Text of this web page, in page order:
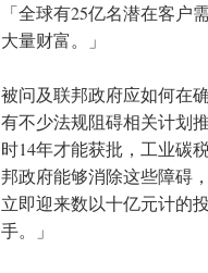
「全球有25亿名潜在客
大量财富。」
被问及联邦政府应如何在
有不少法规阻碍相关计划
时14年才能获批，工业碳
邦政府能够消除这些障碍
立即迎来数以十亿元计的
手。」